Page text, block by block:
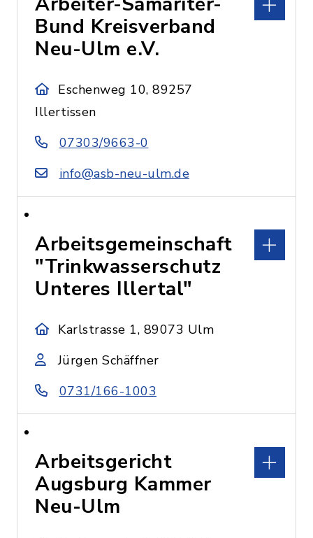
Bund Kreisverband
Neu-Ulm e.V.
Eschenweg 10, 89257
Illertissen
07303/9663-0
info@asb-neu-ulm.de
Arbeitsgemeinschaft
"Trinkwasserschutz
Unteres Illertal"
Karlstrasse 1, 89073 Ulm
Jürgen Schäffner
0731/166-1003
Arbeitsgericht
Augsburg Kammer
Neu-Ulm